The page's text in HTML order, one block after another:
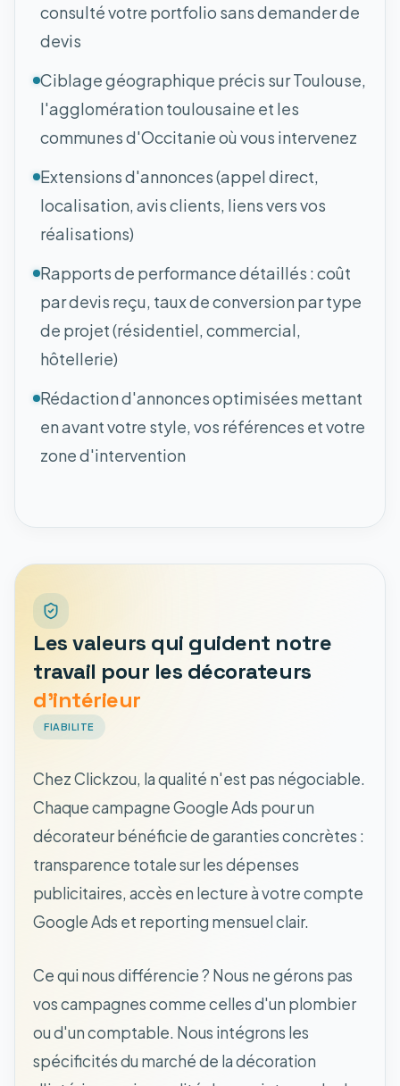
consulté votre portfolio sans demander de
devis
Ciblage géographique précis sur Toulouse,
l'agglomération toulousaine et les
communes d'Occitanie où vous intervenez
Extensions d'annonces (appel direct,
localisation, avis clients, liens vers vos
réalisations)
Rapports de performance détaillés : coût
par devis reçu, taux de conversion par type
de projet (résidentiel, commercial,
hôtellerie)
Rédaction d'annonces optimisées mettant
en avant votre style, vos références et votre
zone d'intervention
Les valeurs qui guident notre
travail pour les décorateurs
d'intérieur
FIABILITE
Chez Clickzou, la qualité n'est pas négociable.
Chaque campagne Google Ads pour un
décorateur bénéficie de garanties concrètes :
transparence totale sur les dépenses
publicitaires, accès en lecture à votre compte
Google Ads et reporting mensuel clair.
Ce qui nous différencie ? Nous ne gérons pas
vos campagnes comme celles d'un plombier
ou d'un comptable. Nous intégrons les
spécificités du marché de la décoration